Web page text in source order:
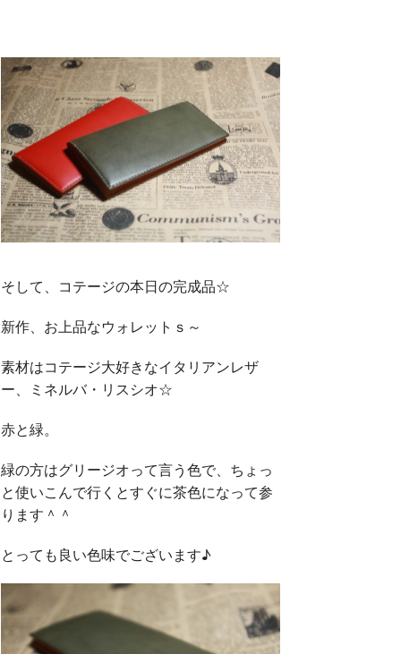
そして、コテージの本日の完成品☆
新作、お上品なウォレットｓ～
素材はコテージ大好きなイタリアンレザ
ー、ミネルバ・リスシオ☆
赤と緑。
緑の方はグリージオって言う色で、ちょっ
と使いこんで行くとすぐに茶色になって参
ります＾＾
とっても良い色味でございます♪